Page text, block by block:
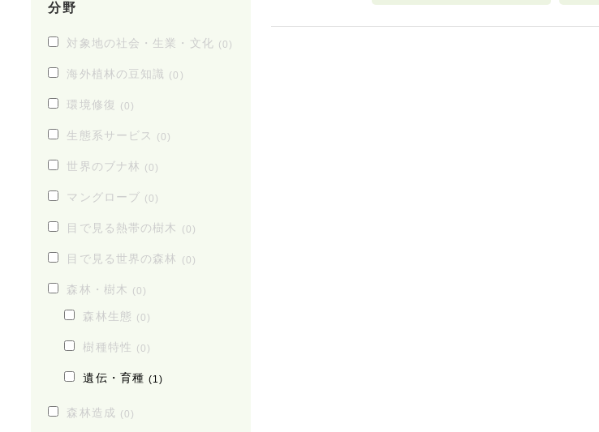
分野
対象地の社会・生業・文化 (0)
海外植林の豆知識 (0)
環境修復 (0)
生態系サービス (0)
世界のブナ林 (0)
マングローブ (0)
目で見る熱帯の樹木 (0)
目で見る世界の森林 (0)
森林・樹木 (0)
森林生態 (0)
樹種特性 (0)
遺伝・育種 (1)
森林造成 (0)